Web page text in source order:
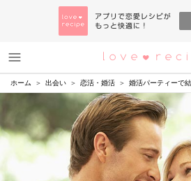
ホーム 出会い 恋活・婚活 婚活パーティーで